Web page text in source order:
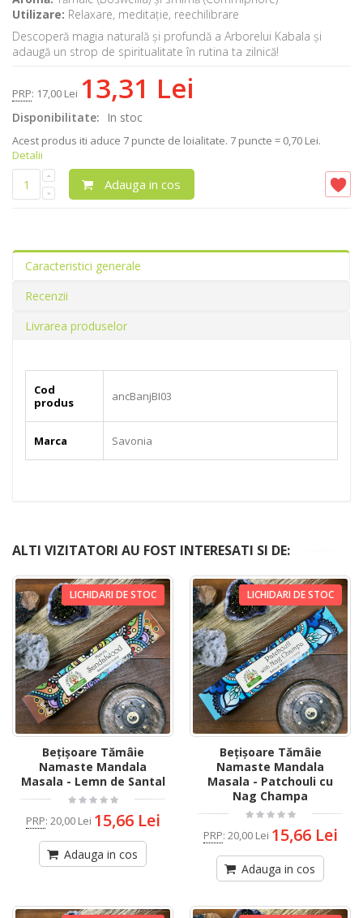
Utilizare: Relaxare, meditație, reechilibrare
Descoperă magia naturală și profundă a Arborelui Kabala și
adaugă un strop de spiritualitate în rutina ta zilnică!
PRP: 17,00 Lei 13,31 Lei
Disponibilitate: In stoc
Acest produs iti aduce 7 puncte de loialitate. 7 puncte = 0,70 Lei.
Detalii
Adauga in cos
Caracteristici generale
Recenzii
Livrarea produselor
Cod
produs
ancBanjBI03
Marca Savonia
ALTI VIZITATORI AU FOST INTERESATI SI DE:
LICHIDARI DE STOC
Bețișoare Tămâie
Namaste Mandala
Masala - Lemn de Santal
PRP: 20,00 Lei 15,66 Lei
Adauga in cos
LICHIDARI DE STOC
Bețișoare Tămâie
Namaste Mandala
Masala - Patchouli cu
Nag Champa
PRP: 20,00 Lei 15,66 Lei
Adauga in cos